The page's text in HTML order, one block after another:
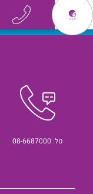
טל: 08-6687000